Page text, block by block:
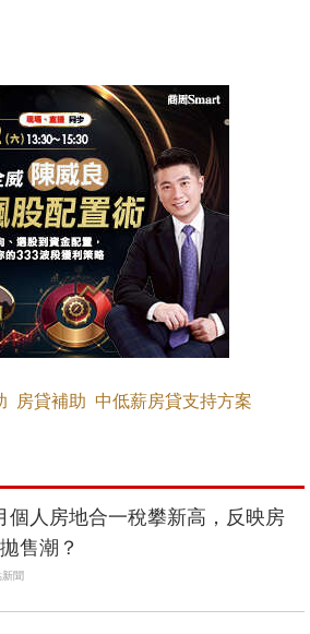
房貸補助 中低薪房貸支持方案
個人房地合一稅攀新高，反映房
售潮？
新聞